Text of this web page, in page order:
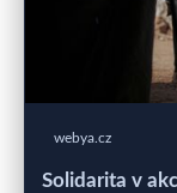
webya.cz
Solidarita v